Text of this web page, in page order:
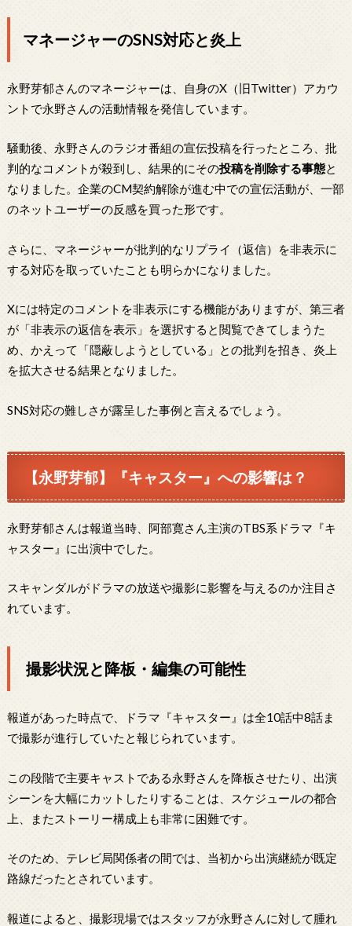
マネージャーのSNS対応と炎上
永野芽郁さんのマネージャーは、自身のX（旧Twitter）アカウ
ントで永野さんの活動情報を発信しています。
騒動後、永野さんのラジオ番組の宣伝投稿を行ったところ、批
判的なコメントが殺到し、結果的にその投稿を削除する事態と
なりました。企業のCM契約解除が進む中での宣伝活動が、一部
のネットユーザーの反感を買った形です。
さらに、マネージャーが批判的なリプライ（返信）を非表示に
する対応を取っていたことも明らかになりました。
Xには特定のコメントを非表示にする機能がありますが、第三者
が「非表示の返信を表示」を選択すると閲覧できてしまうた
め、かえって「隠蔽しようとしている」との批判を招き、炎上
を拡大させる結果となりました。
SNS対応の難しさが露呈した事例と言えるでしょう。
【永野芽郁】『キャスター』への影響は？
永野芽郁さんは報道当時、阿部寛さん主演のTBS系ドラマ『キ
ャスター』に出演中でした。
スキャンダルがドラマの放送や撮影に影響を与えるのか注目さ
れています。
撮影状況と降板・編集の可能性
報道があった時点で、ドラマ『キャスター』は全10話中8話ま
で撮影が進行していたと報じられています。
この段階で主要キャストである永野さんを降板させたり、出演
シーンを大幅にカットしたりすることは、スケジュールの都合
上、またストーリー構成上も非常に困難です。
そのため、テレビ局関係者の間では、当初から出演継続が既定
路線だったとされています。
報道によると、撮影現場ではスタッフが永野さんに対して腫れ